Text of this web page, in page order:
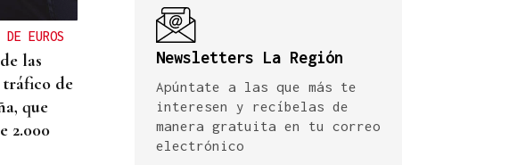
EUROS
las
tráfico de
que
2.000
Newsletters La Región
Apúntate a las que más te
interesen y recíbelas de
manera gratuita en tu correo
electrónico